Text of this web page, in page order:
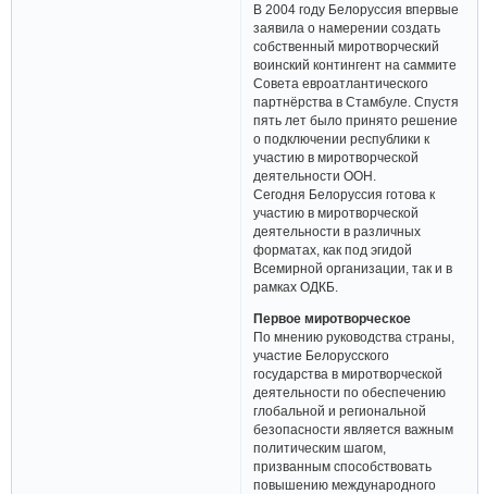
В 2004 году Белоруссия впервые
заявила о намерении создать
собственный миротворческий
воинский контингент на саммите
Совета евроатлантического
партнёрства в Стамбуле. Спустя
пять лет было принято решение
о подключении республики к
участию в миротворческой
деятельности ООН.
Сегодня Белоруссия готова к
участию в миротворческой
деятельности в различных
форматах, как под эгидой
Всемирной организации, так и в
рамках ОДКБ.
Первое миротворческое
По мнению руководства страны,
участие Белорусского
государства в миротворческой
деятельности по обеспечению
глобальной и региональной
безопасности является важным
политическим шагом,
призванным способствовать
повышению международного